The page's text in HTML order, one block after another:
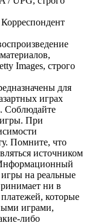
Images, строго
для
играх
Соблюдайте
При
Помните, что
источником
Информационный
игры на реальные
ни в
которые
играми,
либо